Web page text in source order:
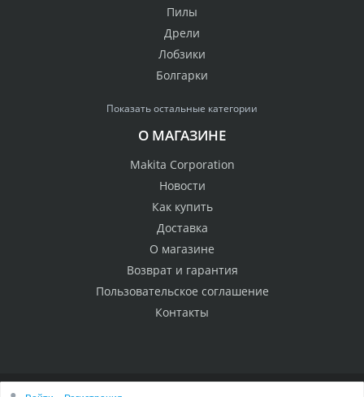
Пилы
Дрели
Лобзики
Болгарки
Показать остальные категории
О МАГАЗИНЕ
Makita Corporation
Новости
Как купить
Доставка
О магазине
Возврат и гарантия
Пользовательское соглашение
Контакты